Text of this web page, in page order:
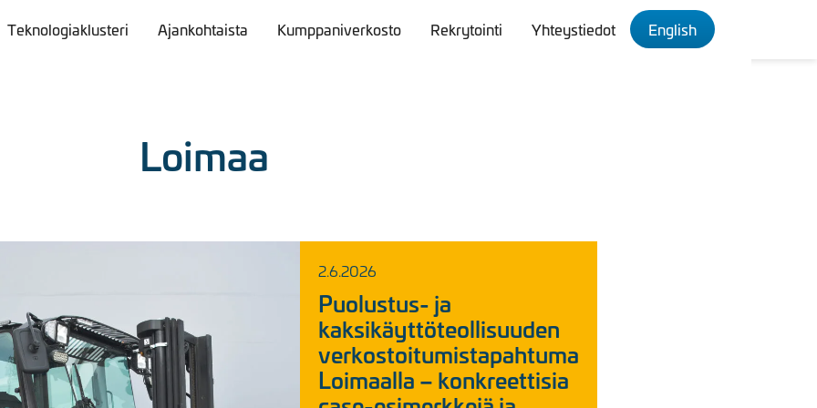
Teknologiaklusteri Ajankohtaista Kumppaniverkosto Rekrytointi Yhteystiedot English
Loimaa
2.6.2026
Puolustus- ja
kaksikäyttöteollisuuden
verkostoitumistapahtuma
Loimaalla – konkreettisia